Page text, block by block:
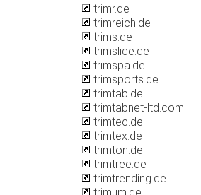
trimr.de
trimreich.de
trims.de
trimslice.de
trimspa.de
trimsports.de
trimtab.de
trimtabnet-ltd.com
trimtec.de
trimtex.de
trimton.de
trimtree.de
trimtrending.de